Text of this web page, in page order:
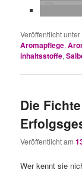
Veröffentlicht unter
Aromapflege,
inhaltsstoffe,
Die
Veröffentlicht am
Wer kennt sie